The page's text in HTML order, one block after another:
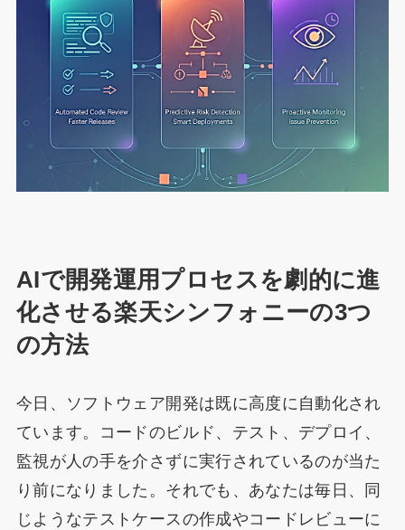
AIで開発運用プロセスを劇的に進
化させる楽天シンフォニーの3つ
の方法
今日、ソフトウェア開発は既に高度に自動化され
ています。コードのビルド、テスト、デプロイ、
監視が人の手を介さずに実行されているのが当た
り前になりました。それでも、あなたは毎日、同
じようなテストケースの作成やコードレビューに